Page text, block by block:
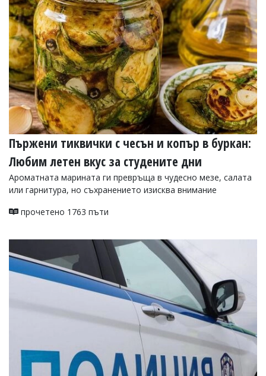
УКРАЙНА
СПОРТ
РАЗСЛЕДВАНЕ
БИЗНЕС
ЮГ
Управители:
Веселин
Василев,
email:
v.vasilev@flagman.bg
Катя
еmail:k.kassabova@flagman.bg
редактор:
office@flagman.bg
Коментарите
редакцията
Пържени тиквички с чесън и копър в буркан:
Любим летен вкус за студените дни
Ароматната марината ги превръща в чудесно мезе, салата
или гарнитура, но съхранението изисква внимание
прочетено 1763 пъти